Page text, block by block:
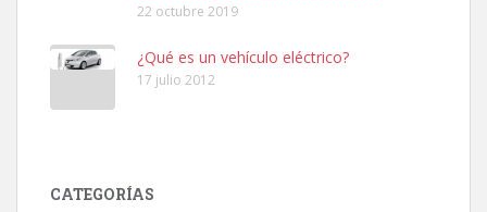
22 octubre 2019
¿Qué es un vehículo eléctrico?
17 julio 2012
CATEGORÍAS